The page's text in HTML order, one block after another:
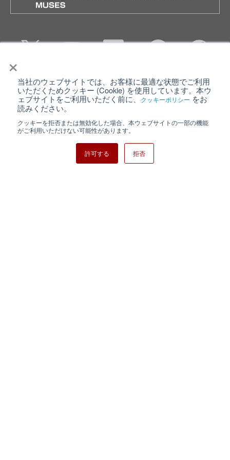
×
当社のウェブサイトでは、お客様に最適な状態でご利用
いただくためクッキー (Cookie) を使用しています。本ウ
ェブサイトをご利用いただく前に、
クッキーポリシー をお
読みください。
クッキーを拒否または無効化した場合、本ウェブサイトの一部の機能
がご利用いただけない可能性があります。
許可する 拒否
個人情報保護について ウェブサイト利用規約
クッキーポリシー
日清紡ホールディングス
Copyright ⓒ Nisshinbo Micro Devices Inc. All Rights Reserved.